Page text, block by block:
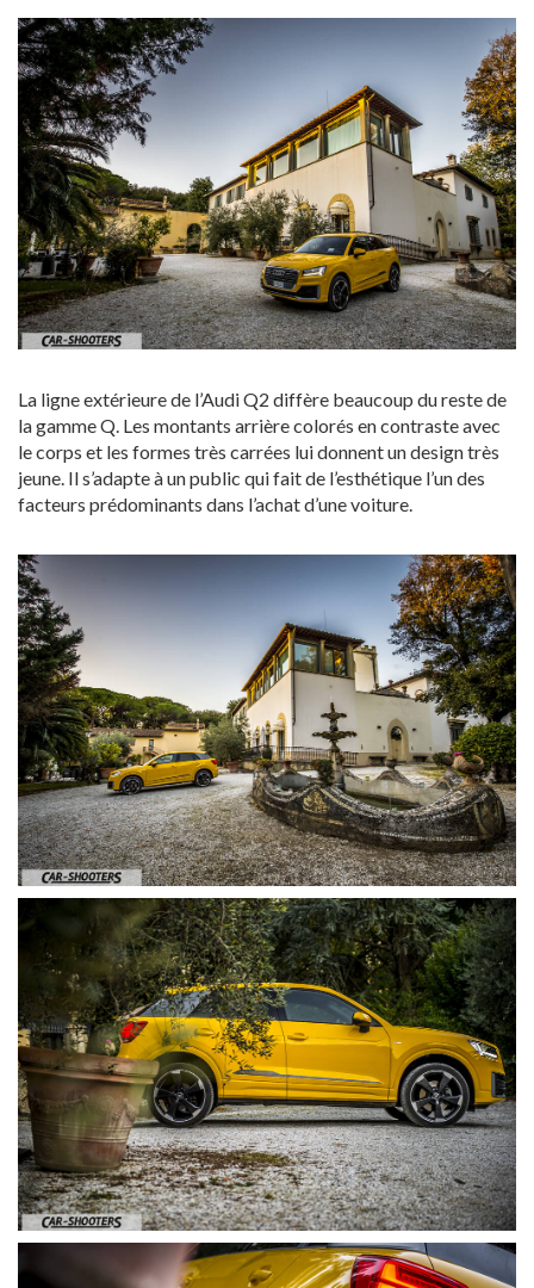
La ligne extérieure de l’Audi Q2 diffère beaucoup du reste de
la gamme Q. Les montants arrière colorés en contraste avec
le corps et les formes très carrées lui donnent un design très
jeune. Il s’adapte à un public qui fait de l’esthétique l’un des
facteurs prédominants dans l’achat d’une voiture.